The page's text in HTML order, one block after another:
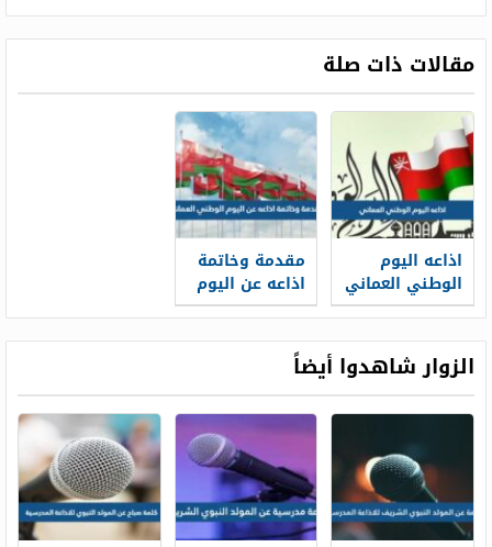
مقالات ذات صلة
اذاعه اليوم
الوطني العماني
55 جاهزة
مقدمة وخاتمة
اذاعه عن اليوم
الوطني العماني
الزوار شاهدوا أيضاً